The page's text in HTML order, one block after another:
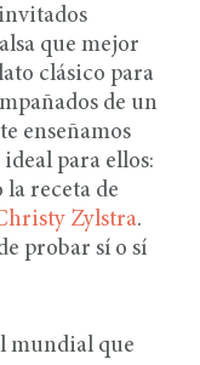
que mejor
clásico para
de un
enseñamos
para ellos:
la receta de
Zylstra.
probar sí o sí
mundial que